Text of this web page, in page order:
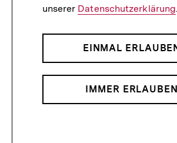
unserer Datenschutzerklärung.
EINMAL
IMMER ERLAUBEN